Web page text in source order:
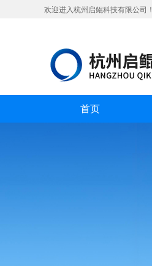
欢迎进入杭州启鲲科技有限公司！
首页